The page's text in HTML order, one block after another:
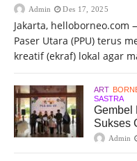
Admin Des 17, 2025
Jakarta,
Paser Utara (PPU) terus
kreatif (ekraf) lokal agar
ART
SASTRA
Gembel
Sukses
Admin